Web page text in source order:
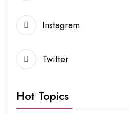
Instagram
Twitter
Hot Topics